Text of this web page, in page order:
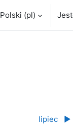
Polski ‎(pl)‎
lipiec ▶︎